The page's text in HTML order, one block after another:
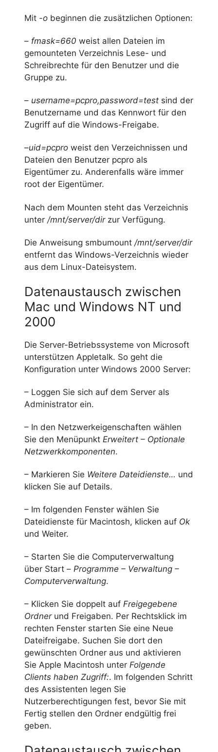
Mit -o beginnen die zusätzlichen Optionen:
– fmask=660 weist allen Dateien im
gemounteten Verzeichnis Lese- und
Schreibrechte für den Benutzer und die
Gruppe zu.
– username=pcpro,password=test sind der
Benutzername und das Kennwort für den
Zugriff auf die Windows-Freigabe.
–uid=pcpro weist den Verzeichnissen und
Dateien den Benutzer pcpro als
Eigentümer zu. Anderenfalls wäre immer
root der Eigentümer.
Nach dem Mounten steht das Verzeichnis
unter /mnt/server/dirzur Verfügung.
Die Anweisung smbumount /mnt/server/dir
entfernt das Windows-Verzeichnis wieder
aus dem Linux-Dateisystem.
Datenaustausch zwischen
Mac und Windows NT und
2000
Die Server-Betriebssysteme von Microsoft
unterstützen Appletalk. So geht die
Konfiguration unter Windows 2000 Server:
– Loggen Sie sich auf dem Server als
Administrator ein.
– In den Netzwerkeigenschaften wählen
Sie den Menüpunkt Erweitert – Optionale
Netzwerkkomponenten.
– Markieren Sie Weitere Dateidienste… und
klicken Sie auf Details.
– Im folgenden Fenster wählen Sie
Dateidienste für Macintosh, klicken auf Ok
und Weiter.
– Starten Sie die Computerverwaltung
über Start – Programme – Verwaltung –
Computerverwaltung.
– Klicken Sie doppelt auf Freigegebene
Ordnerund Freigaben. Per Rechtsklick im
rechten Fenster starten Sie eine Neue
Dateifreigabe. Suchen Sie dort den
gewünschten Ordner aus und aktivieren
Sie Apple Macintosh unter Folgende
Clients haben Zugriff:. Im folgenden Schritt
des Assistenten legen Sie
Nutzerberechtigungen fest, bevor Sie mit
Fertig stellen den Ordner endgültig frei
geben.